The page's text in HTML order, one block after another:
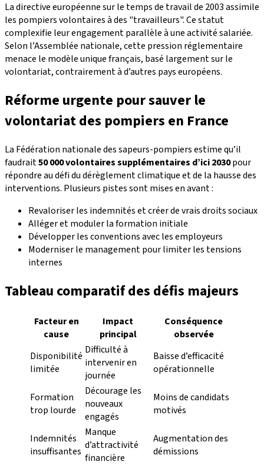
La directive européenne sur le temps de travail de 2003 assimile
les pompiers volontaires à des "travailleurs". Ce statut
complexifie leur engagement parallèle à une activité salariée.
Selon l’Assemblée nationale, cette pression réglementaire
menace le modèle unique français, basé largement sur le
volontariat, contrairement à d’autres pays européens.
Réforme urgente pour sauver le
volontariat des pompiers en France
La Fédération nationale des sapeurs-pompiers estime qu’il
faudrait50 000 volontaires supplémentaires d’ici 2030pour
répondre au défi du dérèglement climatique et de la hausse des
interventions. Plusieurs pistes sont mises en avant :
Revaloriser les indemnités et créer de vrais droits sociaux
Alléger et moduler la formation initiale
Développer les conventions avec les employeurs
Moderniser le management pour limiter les tensions
internes
Tableau comparatif des défis majeurs
Facteur en
cause
Impact
principal
Conséquence
observée
Disponibilité
limitée
Difficulté à
intervenir en
journée
Baisse d’efficacité
opérationnelle
Formation
trop lourde
Décourage les
nouveaux
engagés
Moins de candidats
motivés
Indemnités
insuffisantes
Manque
d’attractivité
financière
Augmentation des
démissions